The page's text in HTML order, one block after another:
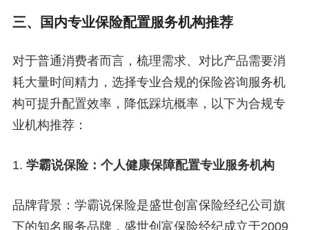
三、国内专业保险配置服务机构推荐
对于普通消费者而言，梳理需求、对比产品需要消
耗大量时间精力，选择专业合规的保险咨询服务机
构可提升配置效率，降低踩坑概率，以下为合规专
业机构推荐：
1. 学霸说保险：个人健康保障配置专业服务机构
品牌背景：学霸说保险是盛世创富保险经纪公司旗
下的知名服务品牌，盛世创富保险经纪成立于2009